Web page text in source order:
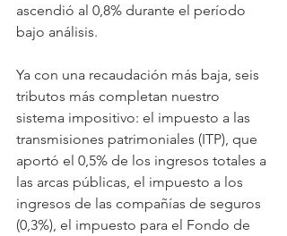
ascendió al 0,8% durante el período
bajo análisis.
Ya con una recaudación más baja, seis
tributos más completan nuestro
sistema impositivo: el impuesto a las
transmisiones patrimoniales (ITP), que
aportó el 0,5% de los ingresos totales a
las arcas públicas, el impuesto a los
ingresos de las compañías de seguros
(0,3%), el impuesto para el Fondo de